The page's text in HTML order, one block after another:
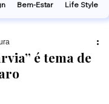
é tema de
Bem-Estar Life Style